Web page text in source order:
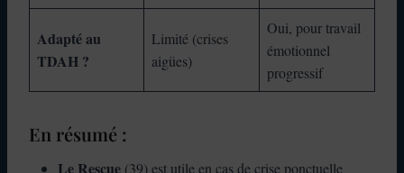
Adapté au
TDAH ?
Limité (crises
aigües)
Oui, pour travail
émotionnel
progressif
En résumé :
Le Rescue (39) est utile en cas de crise ponctuelle